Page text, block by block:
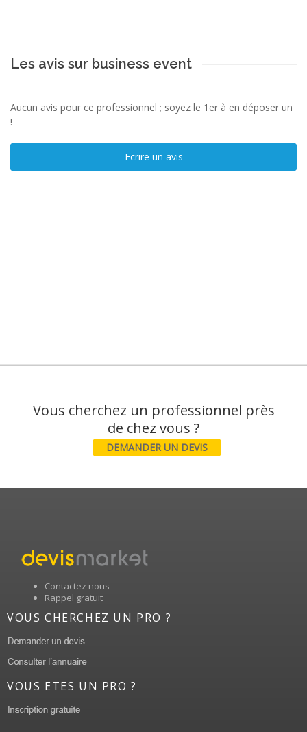
Les avis sur business event
Aucun avis pour ce professionnel ; soyez le 1er à en déposer un
!
Ecrire un avis
Vous cherchez un professionnel près
DEMANDER UN DEVIS
Contactez nous
Rappel gratuit
VOUS CHERCHEZ UN PRO ?
VOUS ETES UN PRO ?